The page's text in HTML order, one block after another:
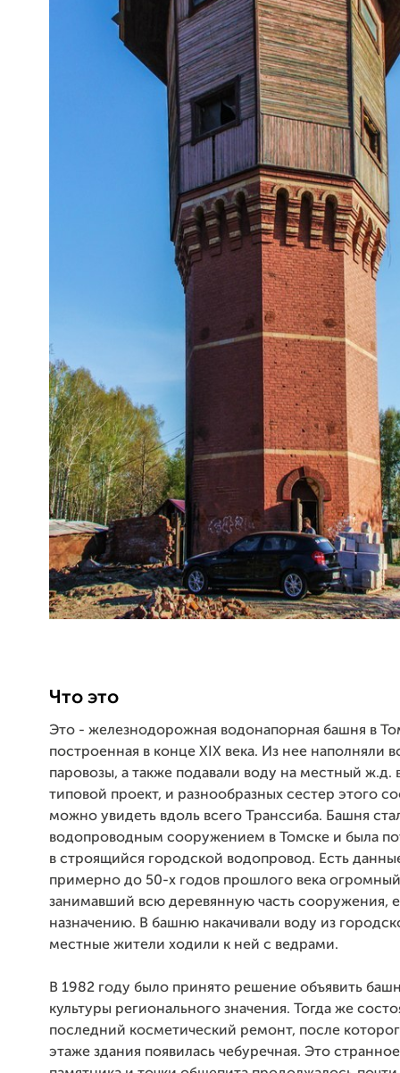
Что это
Это - железнодорожная водонапорная башня в
построенная в конце XIX века. Из нее наполняли
паровозы, а также подавали воду на местный ж.д.
типовой проект, и разнообразных сестер этого
можно увидеть вдоль всего Транссиба. Башня
водопроводным сооружением в Томске и была
в строящийся городской водопровод. Есть
примерно до 50-х годов прошлого века огромный
занимавший всю деревянную часть сооружения,
назначению. В башню накачивали воду из
местные жители ходили к ней с ведрами.
В 1982 году было принято решение объявить
культуры регионального значения. Тогда же
последний косметический ремонт, после
этаже здания появилась чебуречная. Это